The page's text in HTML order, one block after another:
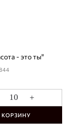
- это ты"
+
КОРЗИНУ